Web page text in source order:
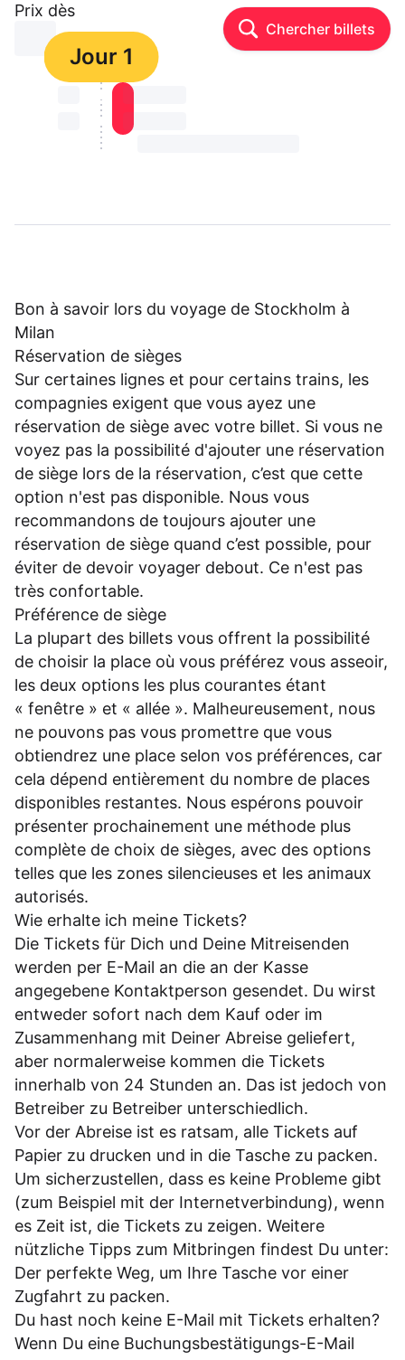
Prix dès
⏳⏳ Chercher billets
Jour 1
⏳⏳ ⏳ ⏳⏳
⏳⏳ ⏳ ⏳⏳
Bon à savoir lors du voyage de Stockholm à
Milan
Réservation de sièges
Sur certaines lignes et pour certains trains, les
compagnies exigent que vous ayez une
réservation de siège avec votre billet. Si vous ne
voyez pas la possibilité d'ajouter une réservation
de siège lors de la réservation, c’est que cette
option n'est pas disponible. Nous vous
recommandons de toujours ajouter une
réservation de siège quand c’est possible, pour
éviter de devoir voyager debout. Ce n'est pas
très confortable.
Préférence de siège
La plupart des billets vous offrent la possibilité
de choisir la place où vous préférez vous asseoir,
les deux options les plus courantes étant
« fenêtre » et « allée ». Malheureusement, nous
ne pouvons pas vous promettre que vous
obtiendrez une place selon vos préférences, car
cela dépend entièrement du nombre de places
disponibles restantes. Nous espérons pouvoir
présenter prochainement une méthode plus
complète de choix de sièges, avec des options
telles que les zones silencieuses et les animaux
autorisés.
Wie erhalte ich meine Tickets?
Die Tickets für Dich und Deine Mitreisenden
werden per E-Mail an die an der Kasse
angegebene Kontaktperson gesendet. Du wirst
entweder sofort nach dem Kauf oder im
Zusammenhang mit Deiner Abreise geliefert,
aber normalerweise kommen die Tickets
innerhalb von 24 Stunden an. Das ist jedoch von
Betreiber zu Betreiber unterschiedlich.
Vor der Abreise ist es ratsam, alle Tickets auf
Papier zu drucken und in die Tasche zu packen.
Um sicherzustellen, dass es keine Probleme gibt
(zum Beispiel mit der Internetverbindung), wenn
es Zeit ist, die Tickets zu zeigen. Weitere
nützliche Tipps zum Mitbringen findest Du unter:
Der perfekte Weg, um Ihre Tasche vor einer
Zugfahrt zu packen.
Du hast noch keine E-Mail mit Tickets erhalten?
Wenn Du eine Buchungsbestätigungs-E-Mail